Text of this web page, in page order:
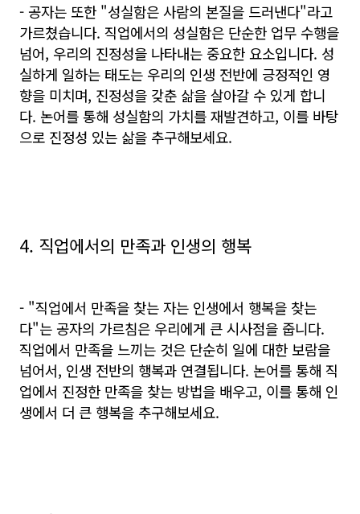
- 공자는 또한 "성실함은 사람의 본질을 드러낸다"라고
가르쳤습니다. 직업에서의 성실함은 단순한 업무 수행을
넘어, 우리의 진정성을 나타내는 중요한 요소입니다. 성
실하게 일하는 태도는 우리의 인생 전반에 긍정적인 영
향을 미치며, 진정성을 갖춘 삶을 살아갈 수 있게 합니
다. 논어를 통해 성실함의 가치를 재발견하고, 이를 바탕
으로 진정성 있는 삶을 추구해보세요.
4. 직업에서의 만족과 인생의 행복
- "직업에서 만족을 찾는 자는 인생에서 행복을 찾는
다"는 공자의 가르침은 우리에게 큰 시사점을 줍니다.
직업에서 만족을 느끼는 것은 단순히 일에 대한 보람을
넘어서, 인생 전반의 행복과 연결됩니다. 논어를 통해 직
업에서 진정한 만족을 찾는 방법을 배우고, 이를 통해 인
생에서 더 큰 행복을 추구해보세요.